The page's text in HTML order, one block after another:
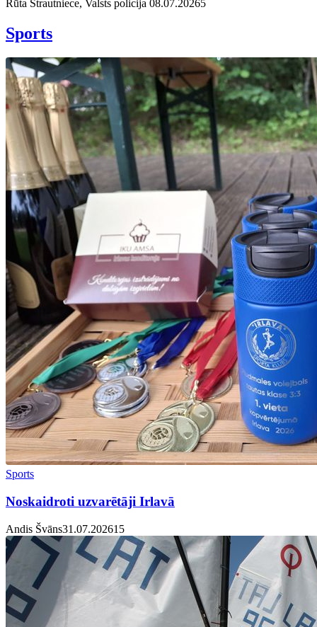
Rūta Strautniece, Valsts policija 08.07.20265
Sports
Sports
Noskaidroti uzvarētāji Irlavā
Andis Švāns31.07.20261 5